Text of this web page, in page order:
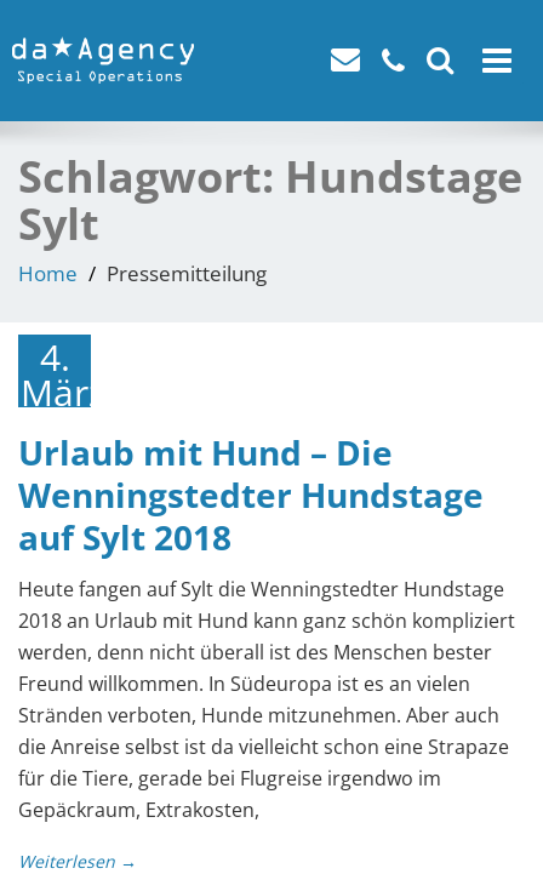
Toggle
Schlagwort: Hundstage
Sylt
Home Pressemitteilung
4.
März
2018
Urlaub mit Hund – Die
Wenningstedter Hundstage
auf Sylt 2018
Heute fangen auf Sylt die Wenningstedter Hundstage
2018 an Urlaub mit Hund kann ganz schön kompliziert
werden, denn nicht überall ist des Menschen bester
Freund willkommen. In Südeuropa ist es an vielen
Stränden verboten, Hunde mitzunehmen. Aber auch
die Anreise selbst ist da vielleicht schon eine Strapaze
für die Tiere, gerade bei Flugreise irgendwo im
Gepäckraum, Extrakosten,
Weiterlesen →